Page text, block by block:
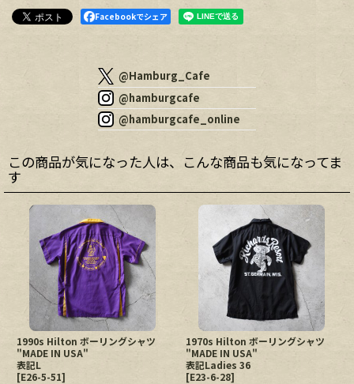
Facebookでシェア
@Hamburg_Cafe
@hamburgcafe
@hamburgcafe_online
この商品が気になった人は、こんな商品も気になってま
す
1990s Hilton ボーリングシャツ
"MADE IN USA"
表記L
[E26-5-51]
1970s Hilton ボーリングシャツ
"MADE IN USA"
表記Ladies 36
[E23-6-28]